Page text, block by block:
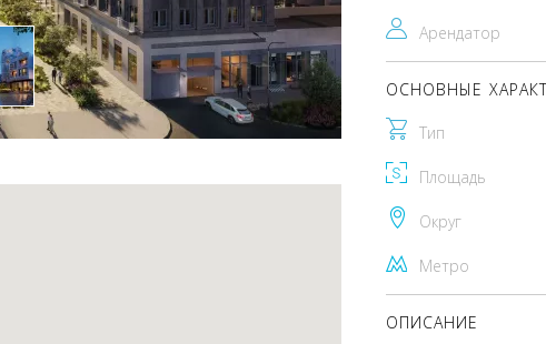
Арендатор
ОСНОВНЫЕ
Тип
Площадь
Округ
Метро
ОПИСАНИЕ